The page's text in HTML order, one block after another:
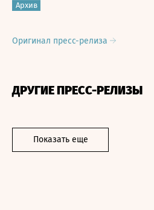
Архив
Оригинал пресс-релиза
ДРУГИЕ ПРЕСС-РЕЛИЗЫ
Показать еще